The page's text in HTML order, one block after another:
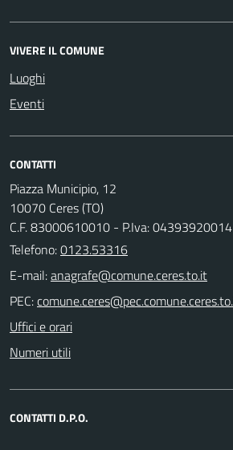
VIVERE IL COMUNE
Luoghi
Eventi
CONTATTI
Piazza Municipio, 12
10070 Ceres (TO)
C.F. 83000610010 - P.Iva: 04393920014
Telefono:0123.53316
E-mail:
PEC:
Uffici e orari
Numeri utili
CONTATTI D.P.O.